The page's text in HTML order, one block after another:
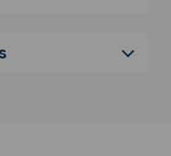
als Entscheidungs-